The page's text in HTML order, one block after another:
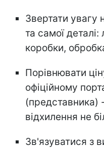
Звертати увагу
та самої деталі:
коробки,
Порівнювати
офіційному
(представника)
відхилення не
Зв'язуватися з